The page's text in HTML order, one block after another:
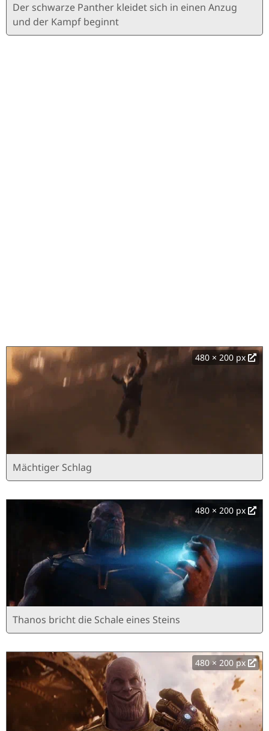
Der schwarze Panther kleidet sich in einen Anzug
und der Kampf beginnt
480 × 200 px
Mächtiger Schlag
480 × 200 px
Thanos bricht die Schale eines Steins
480 × 200 px